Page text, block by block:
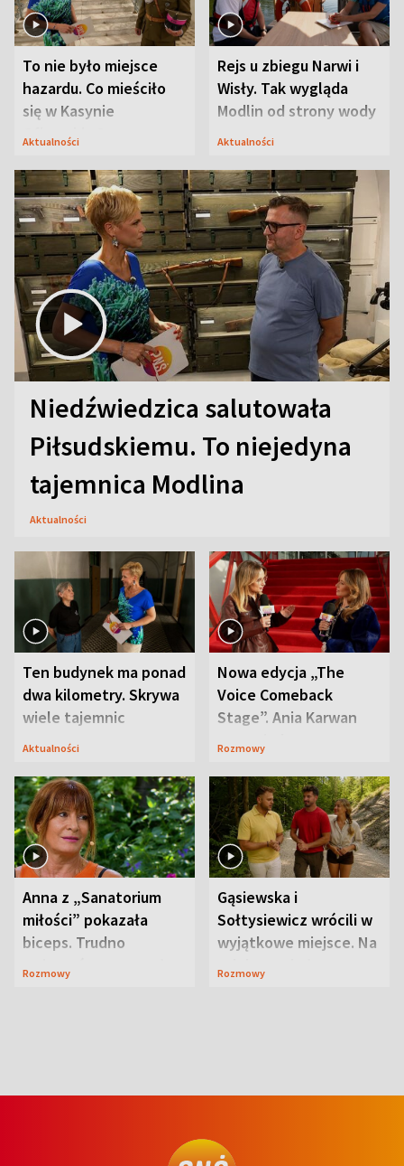
To nie było miejsce
hazardu. Co mieściło
się w Kasynie
Oficerskim?
Aktualności
Rejs u zbiegu Narwi i
Wisły. Tak wygląda
Modlin od strony wody
Aktualności
Niedźwiedzica salutowała
Piłsudskiemu. To niejedyna
tajemnica Modlina
Aktualności
Ten budynek ma ponad
dwa kilometry. Skrywa
wiele tajemnic
Aktualności
Nowa edycja „The
Voice Comeback
Stage”. Ania Karwan
zapowiada
Rozmowy
Anna z „Sanatorium
miłości” pokazała
biceps. Trudno
uwierzyć, co przeszła
Rozmowy
Gąsiewska i
Sołtysiewicz wrócili w
wyjątkowe miejsce. Na
szlaku czekał
Rozmowy